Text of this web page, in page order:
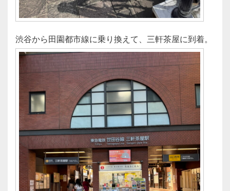
渋谷から田園都市線に乗り換えて、三軒茶屋に到着。